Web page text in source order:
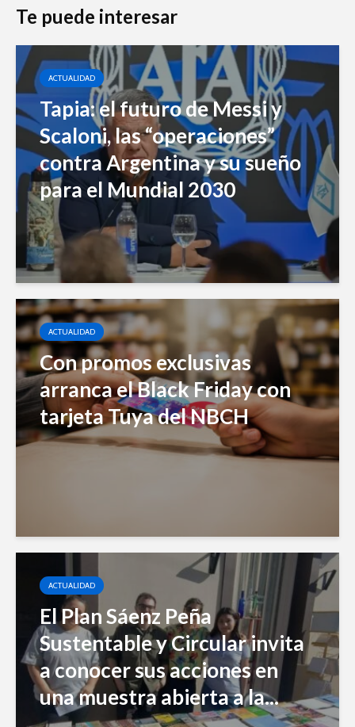
Te puede interesar
ACTUALIDAD
Tapia: el futuro de Messi y
Scaloni, las “operaciones”
contra Argentina y su sueño
para el Mundial 2030
ACTUALIDAD
Con promos exclusivas
arranca el Black Friday con
tarjeta Tuya del NBCH
ACTUALIDAD
El Plan Sáenz Peña
Sustentable y Circular invita
a conocer sus acciones en
una muestra abierta a la...